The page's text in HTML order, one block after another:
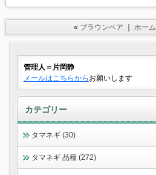
« ブラウンベア ｜ホーム
管理人＝片岡静
メールはこちらから お願いします
カテゴリー
タマネギ (30)
タマネギ 品種 (272)